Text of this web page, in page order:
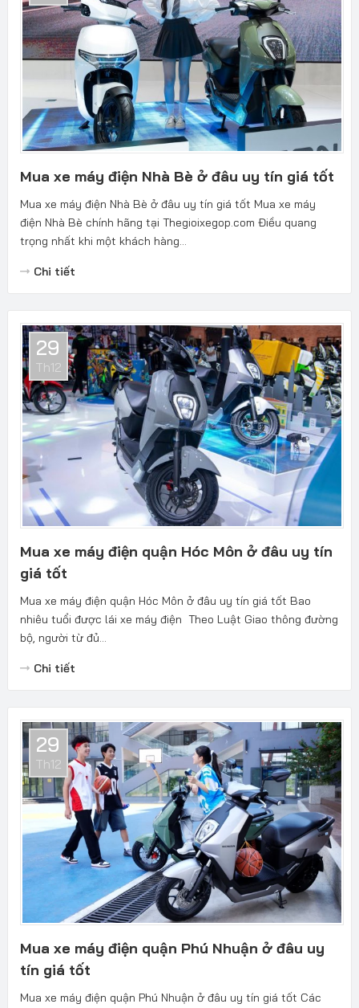
Mua xe máy điện Nhà Bè ở đâu uy tín giá tốt
Mua xe máy điện Nhà Bè ở đâu uy tín giá tốt Mua xe máy
điện Nhà Bè chính hãng tại Thegioixegop.com Điều quang
trọng nhất khi một khách hàng...
Chi tiết
29
Th12
Mua xe máy điện quận Hóc Môn ở đâu uy tín
giá tốt
Mua xe máy điện quận Hóc Môn ở đâu uy tín giá tốt Bao
nhiêu tuổi được lái xe máy điện Theo Luật Giao thông đường
bộ, người từ đủ...
Chi tiết
29
Th12
Mua xe máy điện quận Phú Nhuận ở đâu uy
tín giá tốt
Mua xe máy điện quận Phú Nhuận ở đâu uy tín giá tốt Các